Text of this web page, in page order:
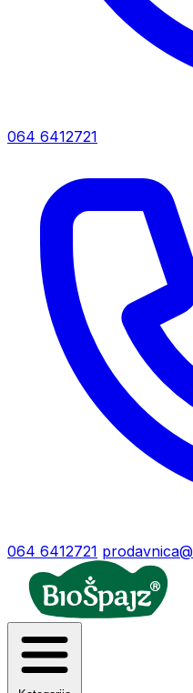
064 6412721
064 6412721